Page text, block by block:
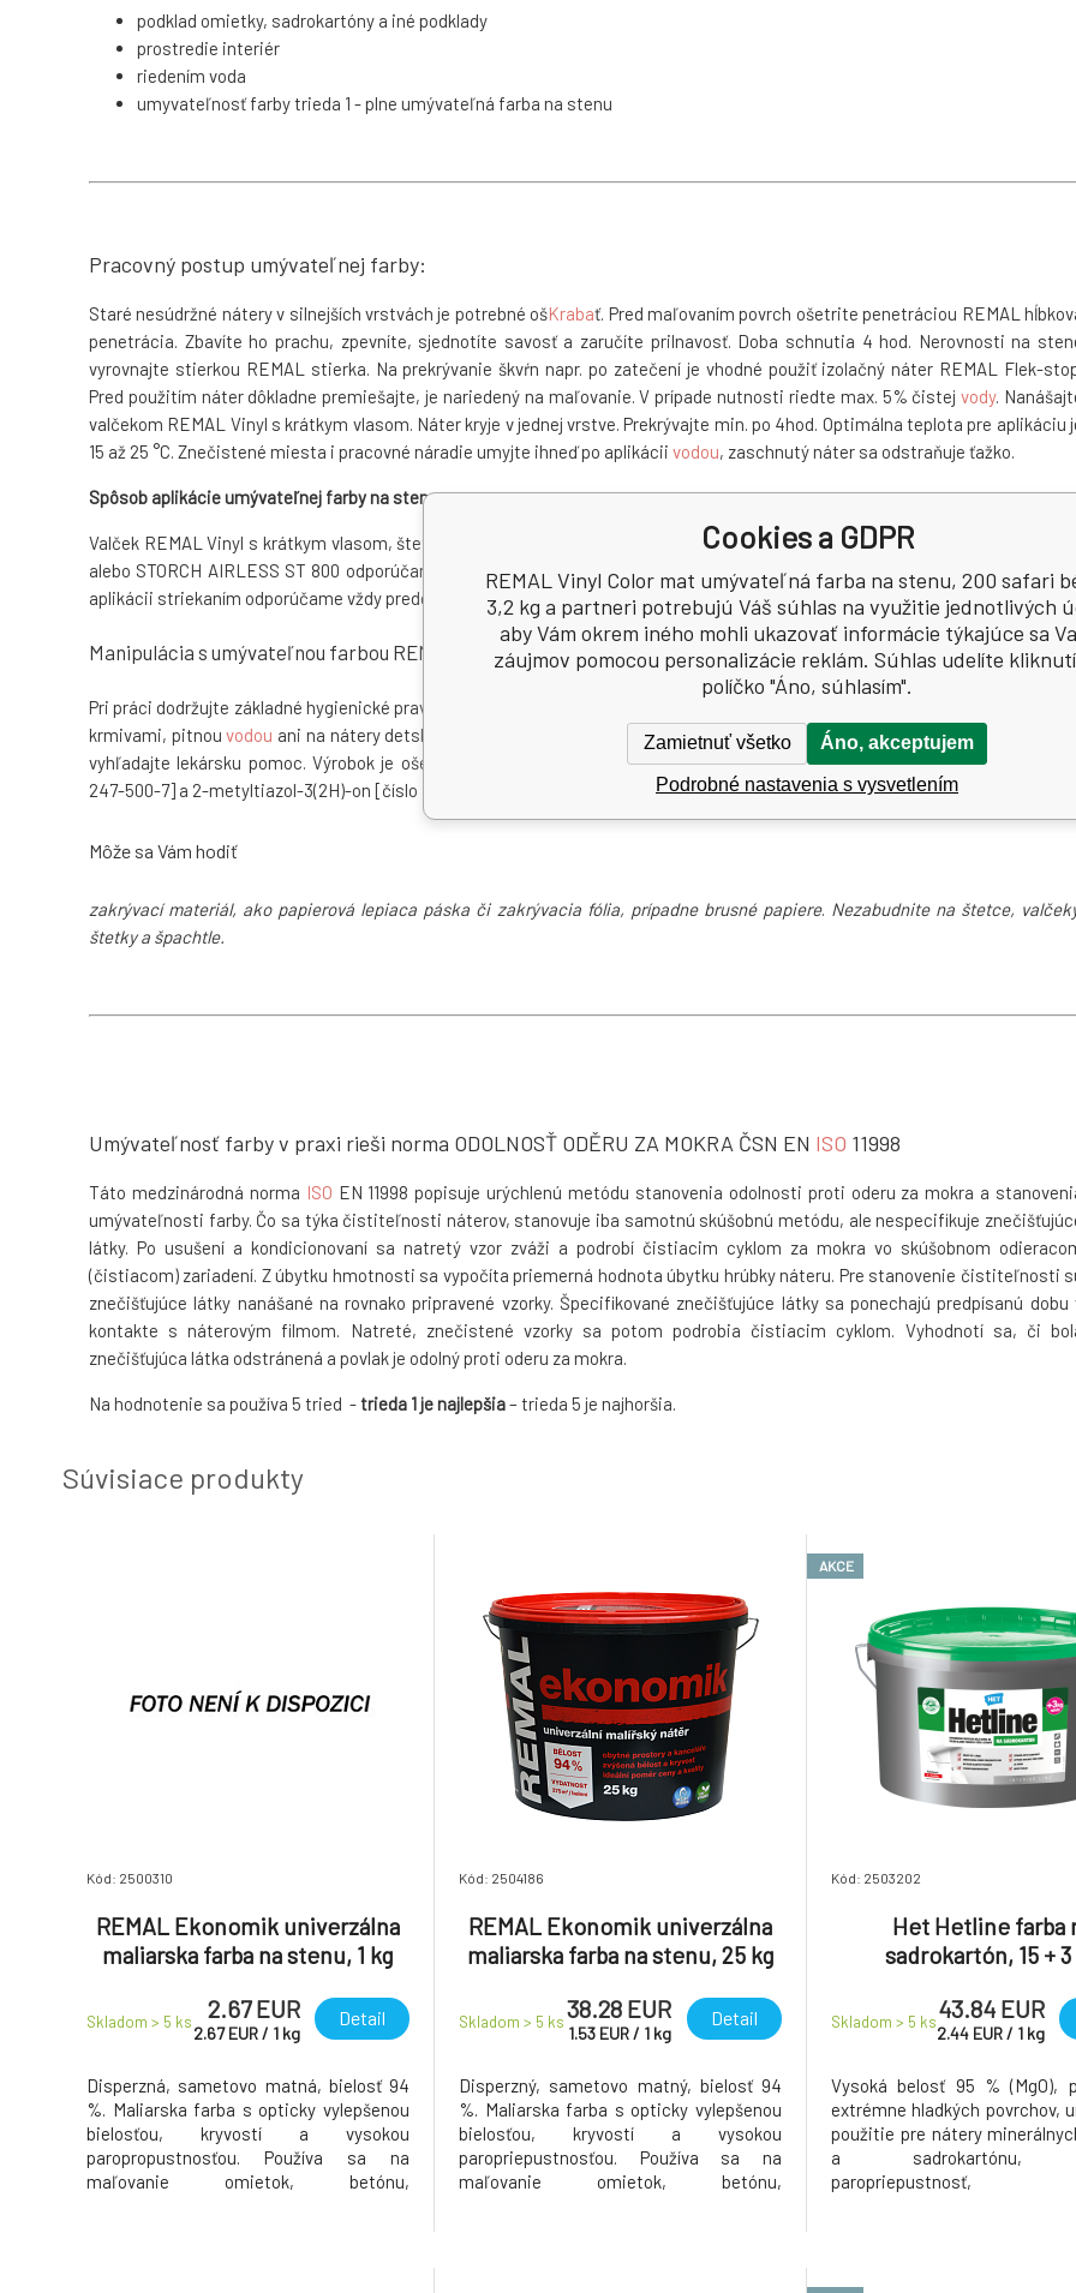
podklad omietky, sadrokartóny a iné podklady
prostredie interiér
riedením voda
umyvateľnosť farby trieda 1 - plne umývateľná farba na stenu
Pracovný postup umývateľnej farby:
Staré nesúdržné nátery v silnejších vrstvách je potrebné ošKrabať. Pred maľovaním povrch ošetrite penetráciou REMAL
penetrácia. Zbavíte ho prachu, zpevníte, sjednotíte savosť a zaručíte prilnavosť. Doba schnutia 4 hod. Nerovnosti na
vyrovnajte stierkou REMAL stierka. Na prekrývanie škvŕn napr. po zatečení je vhodné použiť izolačný náter REMAL Flek-
Pred použitím náter dôkladne premiešajte, je nariedený na maľovanie. V prípade nutnosti riedte max. 5% čistejvody.
valčekom REMAL Vinyl s krátkym vlasom. Náter kryje v jednej vrstve. Prekrývajte min. po 4hod. Optimálna teplota pre aplikáciu
15 až 25 °C. Znečistené miesta i pracovné náradie umyjte ihneď po aplikácii vodou, zaschnutý náter sa odstraňuje ťažko.
Spôsob aplikácie umývateľnej farby na stenu:
Valček REMAL Vinyl s krátkym vlasom, štetec, striekanie AIRLESS - napr. STORCH AIRLESS ST 550, STORCH AIRLESS ST 700
alebo STORCH AIRLESS ST 800 odporúčaný tlak od 120 – 150 bar, veľkosť trysky 515 prípadne 517, filter do pištole 50 mesh.
aplikácii striekaním odporúčame vždy predom vykonať skúšky na konkrétnom zariadení.
Manipulácia s umývateľnou farbou REMAL:
Pri práci dodržujte základné hygienické pravidlá. Výrobok nie je určený na nátery prichádzajúce do priameho styku s potravinami,
krmivami, pitnouvodou ani na nátery detských hračiek a detského nábytku. Uchovávajte mimo dosah detí. Necítite-li sa dobre,
vyhľadajte lekársku pomoc. Výrobok je ošetrený biocídmi. Obsahuje reakčnú zmes : 5-chlór-2-metyltiazol-3(2H)-on [číslo ES
247-500-7] a 2-metyltiazol-3(2H)-on [číslo ES 220-239-6] (3:1). Môže vyvolať alergickú reakciu.
Môže sa Vám hodiť
zakrývací materiál, ako papierová lepiaca páska či zakrývacia fólia, prípadne brusné papiere. Nezabudnite na štetce,
štetky a špachtle.
Umývateľnosť farby v praxi rieši norma ODOLNOSŤ ODĚRU ZA MOKRA ČSN EN ISO 11998
Táto medzinárodná norma ISO EN 11998 popisuje urýchlenú metódu stanovenia odolnosti proti oderu za mokra a
umývateľnosti farby. Čo sa týka čistiteľnosti náterov, stanovuje iba samotnú skúšobnú metódu, ale nespecifikuje
látky. Po usušení a kondicionovaní sa natretý vzor zváži a podrobí čistiacim cyklom za mokra vo skúšobnom
(čistiacom) zariadení. Z úbytku hmotnosti sa vypočíta priemerná hodnota úbytku hrúbky náteru. Pre stanovenie čistiteľnosti
znečišťujúce látky nanášané na rovnako pripravené vzorky. Špecifikované znečišťujúce látky sa ponechajú predpísanú dobu
kontakte s náterovým filmom. Natreté, znečistené vzorky sa potom podrobia čistiacim cyklom. Vyhodnotí sa, či
znečišťujúca látka odstránená a povlak je odolný proti oderu za mokra.
Na hodnotenie sa používa 5 tried -trieda 1 je najlepšia– trieda 5 je najhoršia.
Súvisiace produkty
Kód: 2500310
REMAL Ekonomik univerzálna
maliarska farba na stenu, 1 kg
Skladom > 5 ks 2.67 EUR
2.67 EUR / 1 kg
Detail
Disperzná, sametovo matná, bielosť 94
%. Maliarska farba s opticky vylepšenou
bielosťou, kryvostí a vysokou
paropropustnosťou. Používa sa na
maľovanie omietok, betónu,
Kód: 2504186
REMAL Ekonomik univerzálna
maliarska farba na stenu, 25 kg
Skladom > 5 ks38.28 EUR
1.53 EUR / 1 kg
Detail
Disperzný, sametovo matný, bielosť 94
%. Maliarska farba s opticky vylepšenou
bielosťou, kryvostí a vysokou
paropriepustnosťou. Používa sa na
maľovanie omietok, betónu,
AKCE
Kód: 2503202
Het Hetline farba
sadrokartón, 15 + 3
Skladom > 5 ks43.84 EUR
2.44 EUR/ 1 kg
Vysoká belosť 95 % (MgO),
extrémne hladkých povrchov,
použitie pre nátery
a sadrokartónu,
paropriepustnosť,
Cookies a GDPR
REMAL Vinyl Color mat umývateľná farba na stenu, 200 safari
3,2 kg a partneri potrebujú Váš súhlas na využitie jednotlivých
aby Vám okrem iného mohli ukazovať informácie týkajúce sa
záujmov pomocou personalizácie reklám. Súhlas udelíte
políčko "Áno, súhlasím".
Zamietnuť všetko Áno, akceptujem
Podrobné nastavenia s vysvetlením